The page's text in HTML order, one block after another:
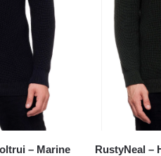
– Marine
RustyNeal –